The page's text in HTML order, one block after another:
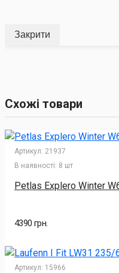
Закрити
Схожі товари
Артикул: 21937
В наявності: 8 шт
Petlas Explero Winter
4390 грн.
Артикул: 15966